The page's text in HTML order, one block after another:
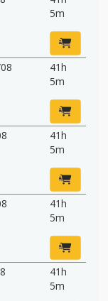
5m
41h
5m
41h
5m
41h
5m
41h
5m